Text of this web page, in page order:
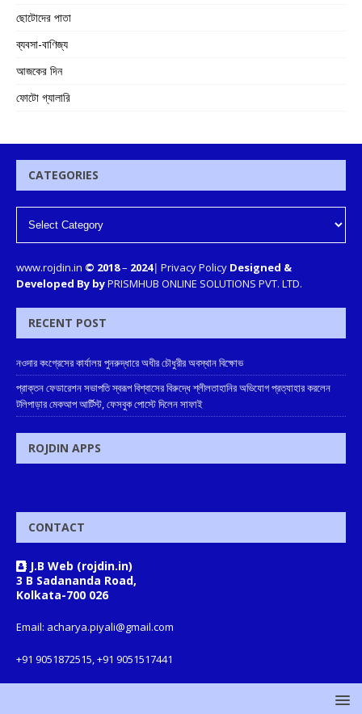
ছোটোদের পাতা
ব্যবসা-বাণিজ্য
আজকের দিন
ফোটো গ্যালারি
CATEGORIES
www.rojdin.in © 2018– 2024| Privacy Policy Designed &
Developed By byPRISMHUB ONLINE SOLUTIONS PVT. LTD.
RECENT POST
নওদার কংগ্রেসের কার্যালয় পুনরুদ্ধারে অধীর চৌধুরীর অবস্থান বিক্ষোভ
প্রাক্তন ফেডারেশন সভাপতি স্বরূপ বিশ্বাসের বিরুদ্ধে শ্লীলতাহানির অভিযোগ প্রত্যাহার করলেন
টলিপাড়ার মেকআপ আর্টিস্ট, ফেসবুক পোস্টে দিলেন সাফাই
ROJDIN APPS
CONTACT
J.B Web (rojdin.in)
3 B Sadananda Road,
Kolkata-700 026
Email: acharya.piyali@gmail.com
+91 9051872515, +91 9051517441